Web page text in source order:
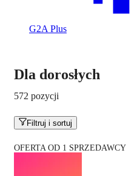
G2A Plus
Dla dorosłych
572 pozycji
Filtruj i sortuj
OFERTA OD 1 SPRZEDAWCY